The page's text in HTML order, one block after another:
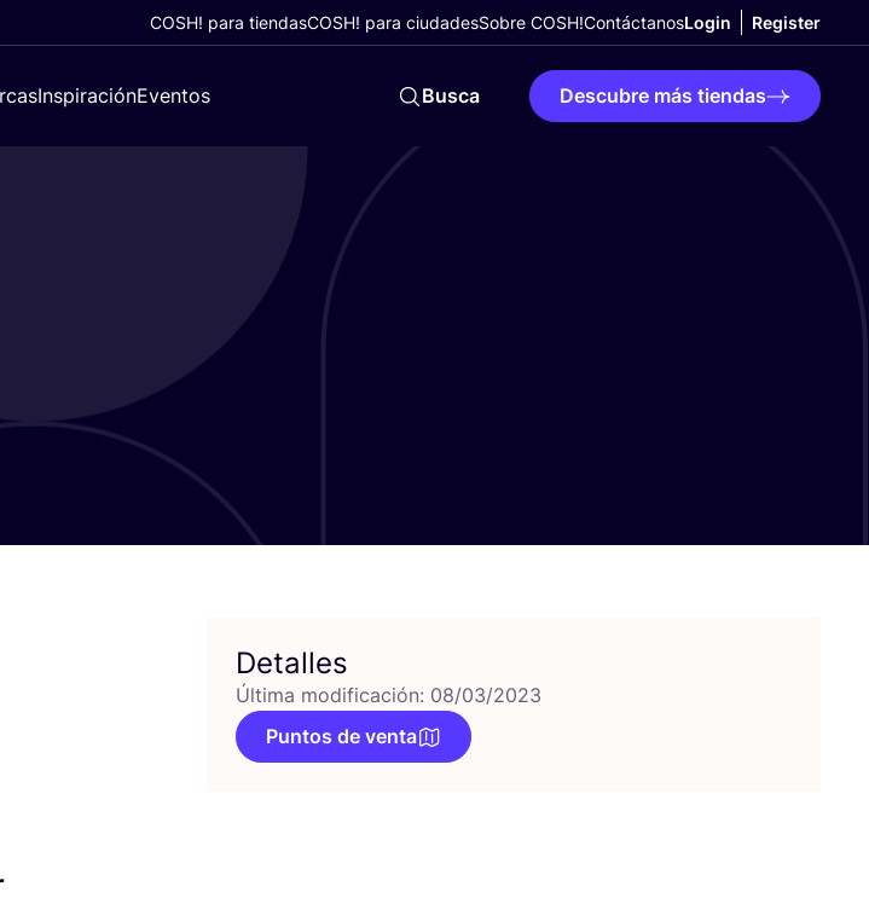
COSH! para tiendasCOSH! para ciudadesSobre COSH!ContáctanosLogin Register
InspiraciónEventos Busca Descubre más tiendas
Detalles
Última modificación: 08/03/2023
Puntos de venta